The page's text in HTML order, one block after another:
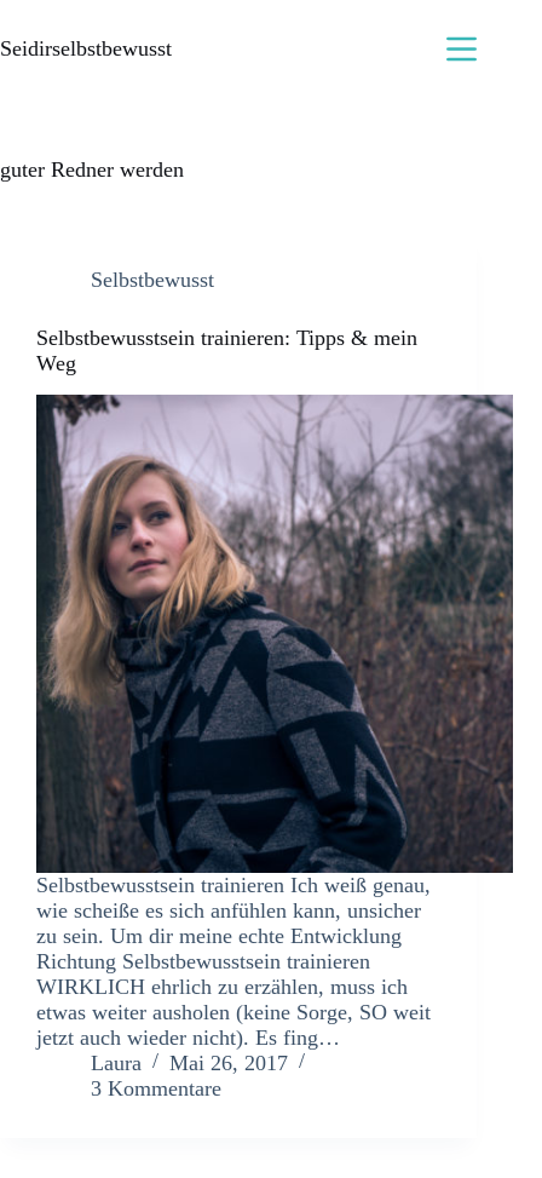
Seidirselbstbewusst
guter Redner werden
Selbstbewusst
Selbstbewusstsein trainieren: Tipps & mein
Weg
Selbstbewusstsein trainieren Ich weiß genau,
wie scheiße es sich anfühlen kann, unsicher
zu sein. Um dir meine echte Entwicklung
Richtung Selbstbewusstsein trainieren
WIRKLICH ehrlich zu erzählen, muss ich
etwas weiter ausholen (keine Sorge, SO weit
jetzt auch wieder nicht). Es fing…
Laura
Mai 26, 2017
3 Kommentare